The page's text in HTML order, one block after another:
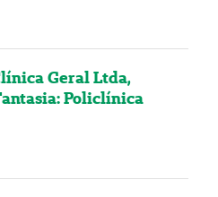
Geral Ltda,
Policlínica